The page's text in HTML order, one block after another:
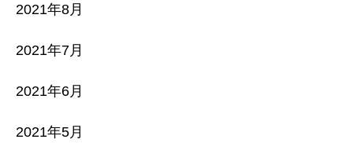
2021年8月
2021年7月
2021年6月
2021年5月